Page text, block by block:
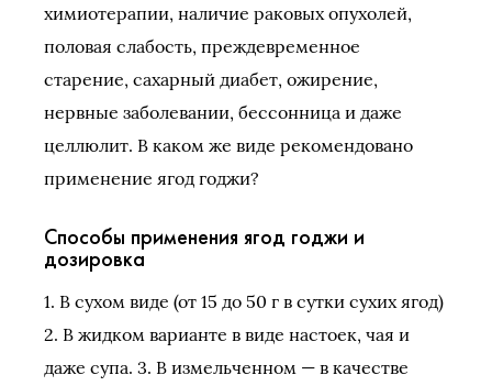
химиотерапии, наличие раковых опухолей,
половая слабость, преждевременное
старение, сахарный диабет, ожирение,
нервные заболевании, бессонница и даже
целлюлит. В каком же виде рекомендовано
применение ягод годжи?
Способы применения ягод годжи и
дозировка
1. В сухом виде (от 15 до 50 г в сутки сухих ягод)
2. В жидком варианте в виде настоек, чая и
даже супа. 3. В измельченном — в качестве